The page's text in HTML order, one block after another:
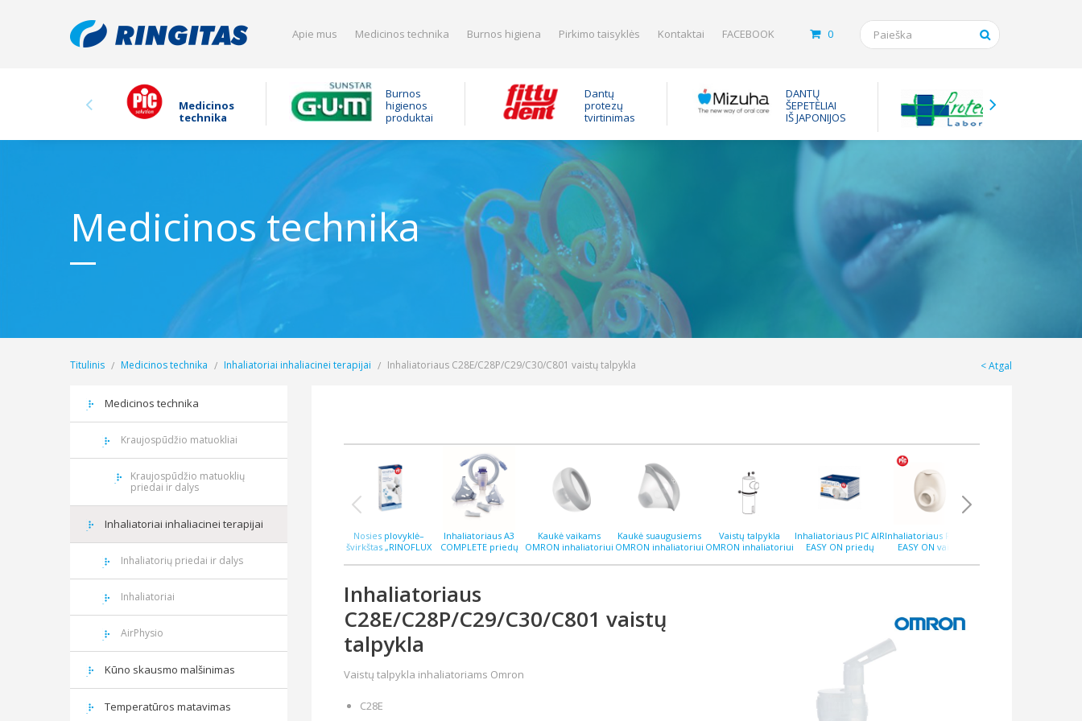
Apie mus Medicinos technika Burnos higiena Pirkimo taisyklės Kontaktai FACEBOOK 0
Medicinos
technika
Burnos
higienos
produktai
Dantų
protezų
tvirtinimas
DANTŲ
ŠEPETĖLIAI
IŠ JAPONIJOS
Medicinos technika
Atgal
Titulinis Medicinos technika Inhaliatoriai inhaliacinei terapijai Inhaliatoriaus C28E/C28P/C29/C30/C801 vaistų talpykla
Medicinos technika
Kraujospūdžio matuokliai
Kraujospūdžio matuoklių
priedai ir dalys
Inhaliatoriai inhaliacinei terapijai
Inhaliatorių priedai ir dalys
Inhaliatoriai
AirPhysio
Kūno skausmo malšinimas
Temperatūros matavimas
Nosies plovyklė–
švirkštas „RINOFLUX
antgalis
Inhaliatoriaus A3
COMPLETE priedų
Kaukė vaikams
OMRON inhaliatoriui
modelis
Kaukė suaugusiems
OMRON inhaliatoriui
modelis
Vaistų talpykla
OMRON inhaliatoriui
modelis
Inhaliatoriaus PIC AIR
EASY ON priedų
Inhaliatoriaus PIC AIR
EASY ON vaistų
Inhaliatoriaus
C28E/C28P/C29/C30/C801 vaistų
talpykla
Vaistų talpykla inhaliatoriams Omron
C28E